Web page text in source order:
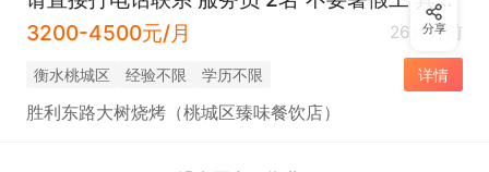
3200-4500元/月
26分钟前
衡水桃城区 经验不限 学历不限 详情
胜利东路大树烧烤（桃城区臻味餐饮店）
分享